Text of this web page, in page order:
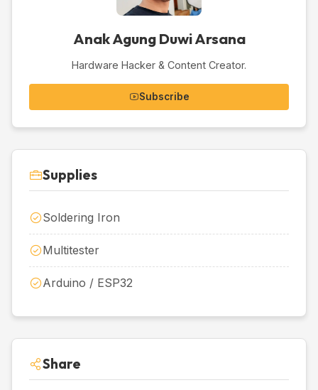
Anak Agung Duwi Arsana
Hardware Hacker & Content Creator.
Subscribe
Supplies
Soldering Iron
Multitester
Arduino / ESP32
Share